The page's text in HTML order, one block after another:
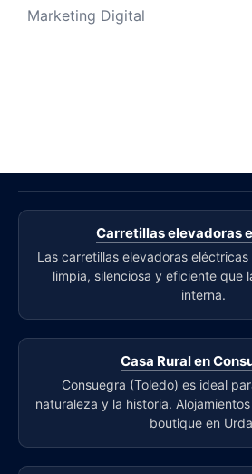
Marketing Digital
Carretillas elevadoras
Las carretillas elevadoras
limpia, silenciosa y eficiente que
interna.
Casa Rural en
Consuegra (Toledo) es ideal
naturaleza y la historia.
boutique en